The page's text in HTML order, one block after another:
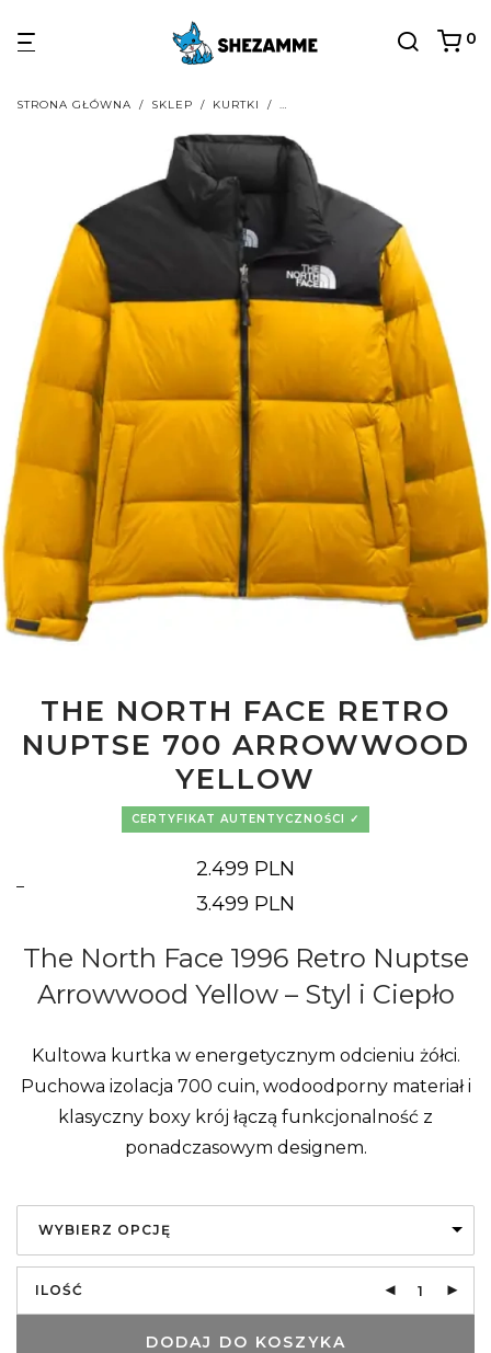
0
STRONA GŁÓWNA / SKLEP / KURTKI / WSZYSTKIE KURTKI
THE NORTH FACE RETRO
NUPTSE 700 ARROWWOOD
YELLOW
CERTYFIKAT AUTENTYCZNOŚCI
2.499 PLN
–
3.499 PLN
Zakres
do
3.499 PLN
The North Face 1996 Retro Nuptse
Arrowwood Yellow – Styl i Ciepło
Kultowa kurtka w energetycznym odcieniu żółci.
Puchowa izolacja 700 cuin, wodoodporny materiał i
klasyczny boxy krój łączą funkcjonalność z
ponadczasowym designem.
WYBIERZ OPCJĘ
ILOŚĆ
DODAJ DO KOSZYKA